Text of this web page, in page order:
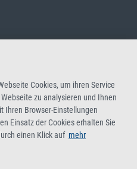
Cookies, um ihren Service
zu analysieren und Ihnen
Ihren Browser-Einstellungen
Einsatz der Cookies erhalten Sie
einen Klick auf mehr